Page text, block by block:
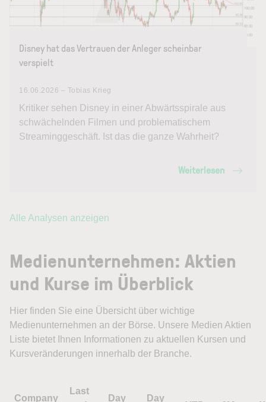
Disney hat das Vertrauen der Anleger scheinbar
verspielt
16.06.2026 – Tobias Krieg
Kritiker sehen Disney in einer Abwärtsspirale aus
schwächelnden Filmen und problematischem
Streaminggeschäft. Ist das die ganze Wahrheit?
Weiterlesen
Alle Analysen anzeigen
Medienunternehmen: Aktien
und Kurse im Überblick
Hier finden Sie eine Übersicht über wichtige
Medienunternehmen an der Börse. Unsere Medien Aktien
Liste bietet Ihnen Informationen zu aktuellen Kursen und
Kursveränderungen innerhalb der Branche.
Company
Last
Day Day